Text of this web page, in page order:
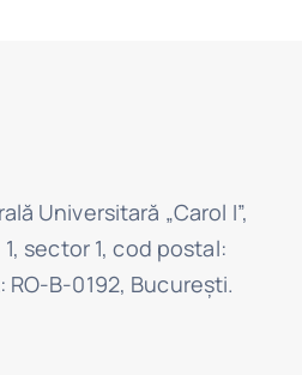
Universitară „Carol I”,
sector 1, cod postal:
RO-B-0192, Bucureşti.